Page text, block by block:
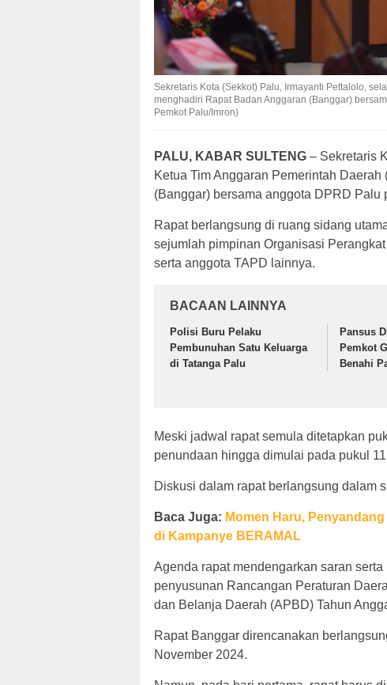
Sekretaris Kota (Sekkot) Palu, Irmayanti Pettalolo,
menghadiri Rapat Badan Anggaran (Banggar)
Pemkot Palu/Imron)
PALU, KABAR SULTENG – Sekretaris
Ketua Tim Anggaran Pemerintah
(Banggar) bersama anggota DPRD Palu
Rapat berlangsung di ruang sidang
sejumlah pimpinan Organisasi
serta anggota TAPD lainnya.
BACAAN LAINNYA
Polisi Buru Pelaku
Pembunuhan Satu Keluarga
di Tatanga Palu
Pansus
Pemkot
Benahi
Meski jadwal rapat semula ditetapkan
penundaan hingga dimulai pada pukul
Diskusi dalam rapat berlangsung dalam
Baca Juga: Momen Haru,
di Kampanye BERAMAL
Agenda rapat mendengarkan saran
penyusunan Rancangan Peraturan
dan Belanja Daerah (APBD) Tahun
Rapat Banggar direncanakan
November 2024.